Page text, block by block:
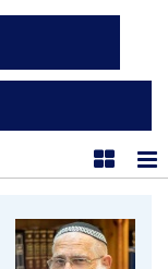
תצוגת רשימה
תצוגת קוביות